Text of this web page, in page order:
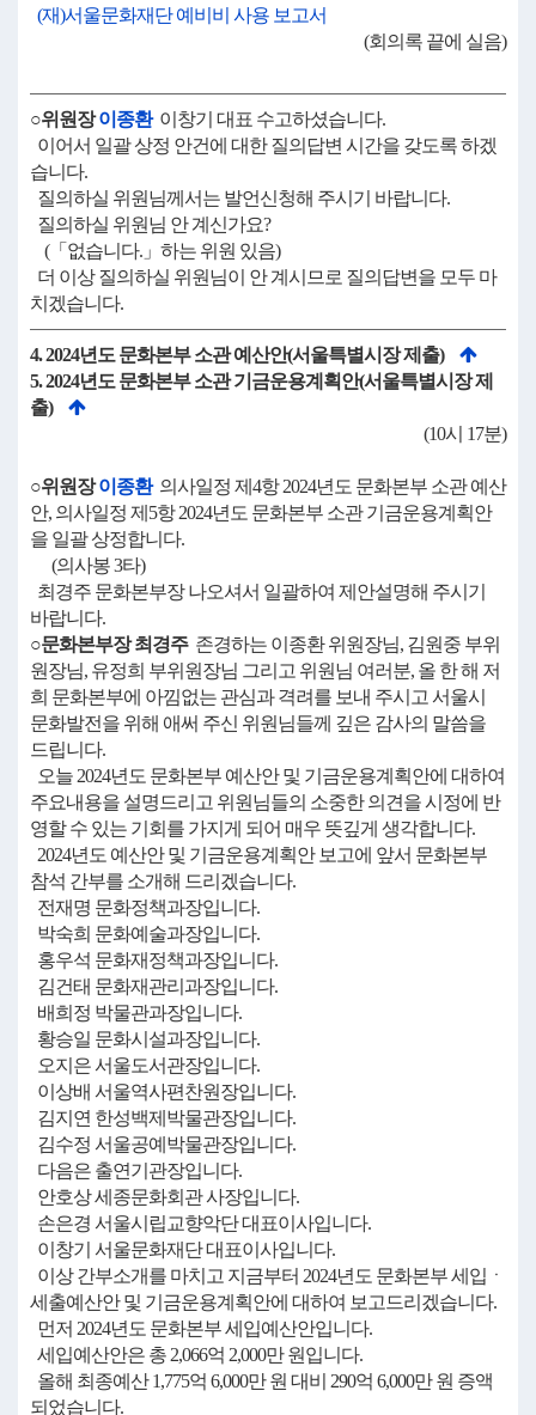
(재)서울문화재단 예비비 사용 보고서
(회의록 끝에 실음)
○위원장이종환이창기 대표 수고하셨습니다.
이어서 일괄 상정 안건에 대한 질의답변 시간을 갖도록 하겠
습니다.
질의하실 위원님께서는 발언신청해 주시기 바랍니다.
질의하실 위원님 안 계신가요?
(「없습니다.」하는 위원 있음)
더 이상 질의하실 위원님이 안 계시므로 질의답변을 모두 마
치겠습니다.
4. 2024년도 문화본부 소관 예산안(서울특별시장 제출)
5. 2024년도 문화본부 소관 기금운용계획안(서울특별시장 제
출)
(10시 17분)
○위원장이종환의사일정 제4항 2024년도 문화본부 소관 예산
안, 의사일정 제5항 2024년도 문화본부 소관 기금운용계획안
을 일괄 상정합니다.
(의사봉 3타)
최경주 문화본부장 나오셔서 일괄하여 제안설명해 주시기
바랍니다.
○문화본부장 최경주존경하는 이종환 위원장님, 김원중 부위
원장님, 유정희 부위원장님 그리고 위원님 여러분, 올 한 해 저
희 문화본부에 아낌없는 관심과 격려를 보내 주시고 서울시
문화발전을 위해 애써 주신 위원님들께 깊은 감사의 말씀을
드립니다.
오늘 2024년도 문화본부 예산안 및 기금운용계획안에 대하여
주요내용을 설명드리고 위원님들의 소중한 의견을 시정에 반
영할 수 있는 기회를 가지게 되어 매우 뜻깊게 생각합니다.
2024년도 예산안 및 기금운용계획안 보고에 앞서 문화본부
참석 간부를 소개해 드리겠습니다.
전재명 문화정책과장입니다.
박숙희 문화예술과장입니다.
홍우석 문화재정책과장입니다.
김건태 문화재관리과장입니다.
배희정 박물관과장입니다.
황승일 문화시설과장입니다.
오지은 서울도서관장입니다.
이상배 서울역사편찬원장입니다.
김지연 한성백제박물관장입니다.
김수정 서울공예박물관장입니다.
다음은 출연기관장입니다.
안호상 세종문화회관 사장입니다.
손은경 서울시립교향악단 대표이사입니다.
이창기 서울문화재단 대표이사입니다.
이상 간부소개를 마치고 지금부터 2024년도 문화본부 세입ㆍ
세출예산안 및 기금운용계획안에 대하여 보고드리겠습니다.
먼저 2024년도 문화본부 세입예산안입니다.
세입예산안은 총 2,066억 2,000만 원입니다.
올해 최종예산 1,775억 6,000만 원 대비 290억 6,000만 원 증액
되었습니다.